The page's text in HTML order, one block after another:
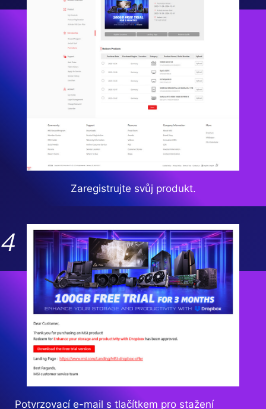
Zaregistrujte svůj produkt.
Potvrzovací e-mail s tlačítkem pro stažení